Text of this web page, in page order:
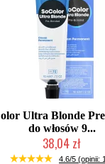
Ultra Blonde
do włosów 9...
38,04 zł
Duża ilość (wysyłka w
4.6/5 (opinii: